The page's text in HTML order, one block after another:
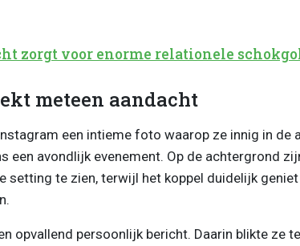
zorgt voor enorme relationele
meteen aandacht
een intieme foto waarop ze innig in de
een avondlijk evenement. Op de achtergrond
setting te zien, terwijl het koppel duidelijk geniet
opvallend persoonlijk bericht. Daarin blikte ze